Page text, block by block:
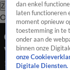
Zoeken
OverzichtRegio
Onrustige
vernielingen
14 juni 2021, 09:35
dan enkel
laten functioneren
moment opnieuw
toestemming in te
onder aan de
binnen onze
onze
Digitale Diensten.